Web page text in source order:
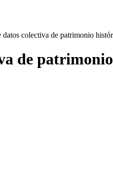
datos colectiva de patrimonio
de